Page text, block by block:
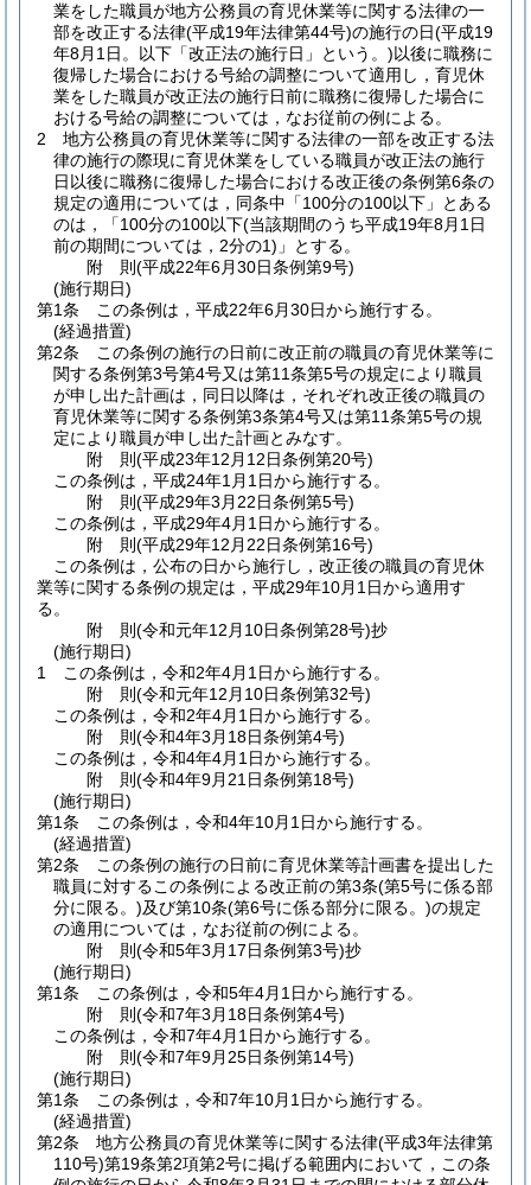
業をした職員が地方公務員の育児休業等に関する法律の一
部を改正する法律(平成19年法律第44号)の施行の日(平成19
年8月1日。以下「改正法の施行日」という。)以後に職務に
復帰した場合における号給の調整について適用し，育児休
業をした職員が改正法の施行日前に職務に復帰した場合に
おける号給の調整については，なお従前の例による。
2
地方公務員の育児休業等に関する法律の一部を改正する法
律の施行の際現に育児休業をしている職員が改正法の施行
日以後に職務に復帰した場合における改正後の条例第6条の
規定の適用については，同条中「100分の100以下」とある
のは，「100分の100以下(当該期間のうち平成19年8月1日
前の期間については，2分の1) 」とする。
附 則(平成22年6月30日条例第9号)
(施行期日)
第1条
この条例は，平成22年6月30日から施行する。
(経過措置)
第2条
この条例の施行の日前に改正前の職員の育児休業等に
関する条例第3号第4号又は第11条第5号の規定により職員
が申し出た計画は，同日以降は，それぞれ改正後の職員の
育児休業等に関する条例第3条第4号又は第11条第5号の規
定により職員が申し出た計画とみなす。
附 則(平成23年12月12日条例第20号)
この条例は，平成24年1月1日から施行する。
附 則(平成29年3月22日条例第5号)
この条例は，平成29年4月1日から施行する。
附 則(平成29年12月22日条例第16号)
この条例は，公布の日から施行し，改正後の職員の育児休
業等に関する条例の規定は，平成29年10月1日から適用す
る。
附 則(令和元年12月10日条例第28号)抄
(施行期日)
1
この条例は，令和2年4月1日から施行する。
附 則(令和元年12月10日条例第32号)
この条例は，令和2年4月1日から施行する。
附 則(令和4年3月18日条例第4号)
この条例は，令和4年4月1日から施行する。
附 則(令和4年9月21日条例第18号)
(施行期日)
第1条
この条例は，令和4年10月1日から施行する。
(経過措置)
第2条
この条例の施行の日前に育児休業等計画書を提出した
職員に対するこの条例による改正前の第3条(第5号に係る部
分に限る。)及び第10条(第6号に係る部分に限る。)の規定
の適用については，なお従前の例による。
附 則(令和5年3月17日条例第3号)抄
(施行期日)
第1条
この条例は，令和5年4月1日から施行する。
附 則(令和7年3月18日条例第4号)
この条例は，令和7年4月1日から施行する。
附 則(令和7年9月25日条例第14号)
(施行期日)
第1条
この条例は，令和7年10月1日から施行する。
(経過措置)
第2条
地方公務員の育児休業等に関する法律(平成3年法律第
110号)第19条第2項第2号に掲げる範囲内において，この条